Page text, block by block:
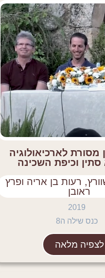
מסורת לארכיאולוגיה
וכיפת השכינה
רעות בן אריה ופרץ
ראובן
2019
כנס שילה ה8
לצפיה מלאה